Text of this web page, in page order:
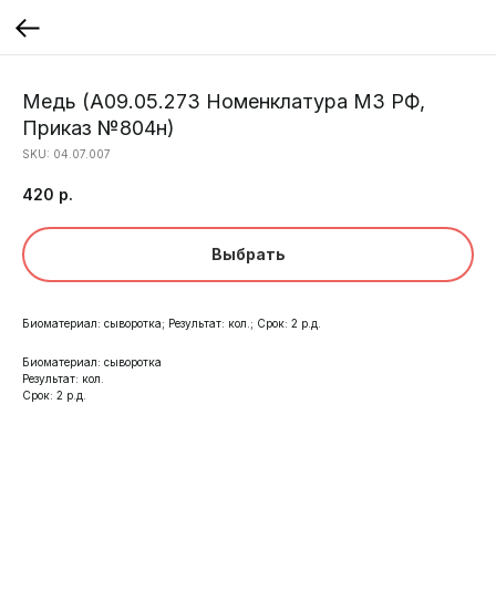
Медь (A09.05.273 Номенклатура МЗ РФ,
Приказ №804н)
SKU: 04.07.007
420 р.
Выбрать
Биоматериал: сыворотка; Результат: кол.; Срок: 2 р.д.
Биоматериал: сыворотка
Результат: кол.
Срок: 2 р.д.